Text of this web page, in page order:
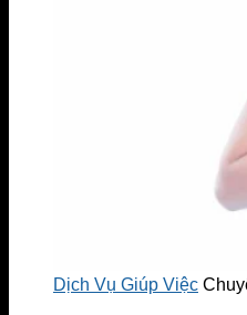
Dịch Vụ Giúp Việc